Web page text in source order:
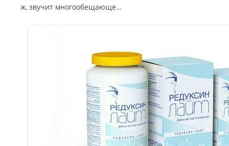
ж, звучит многообещающе…